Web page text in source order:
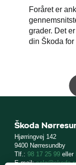
Foråret er
grader. Det
din Škoda for
Škoda
Hjørringvej 142
9400 Nørresundby
Tlf.: 98 17 25 99 eller
E-mail:salg@skoda-